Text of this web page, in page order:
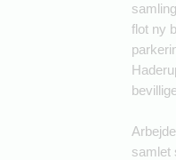
flot ny
samlet